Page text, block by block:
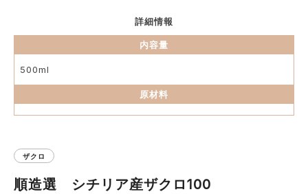
詳細情報
内容量
500ml
原材料
ザクロ
順造選 シチリア産ザクロ100